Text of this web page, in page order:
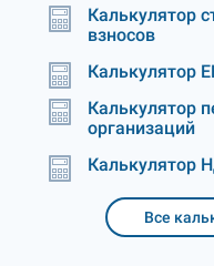
Калькулятор
взносов
Калькулятор
Калькулятор
организаций
Калькулятор
Все